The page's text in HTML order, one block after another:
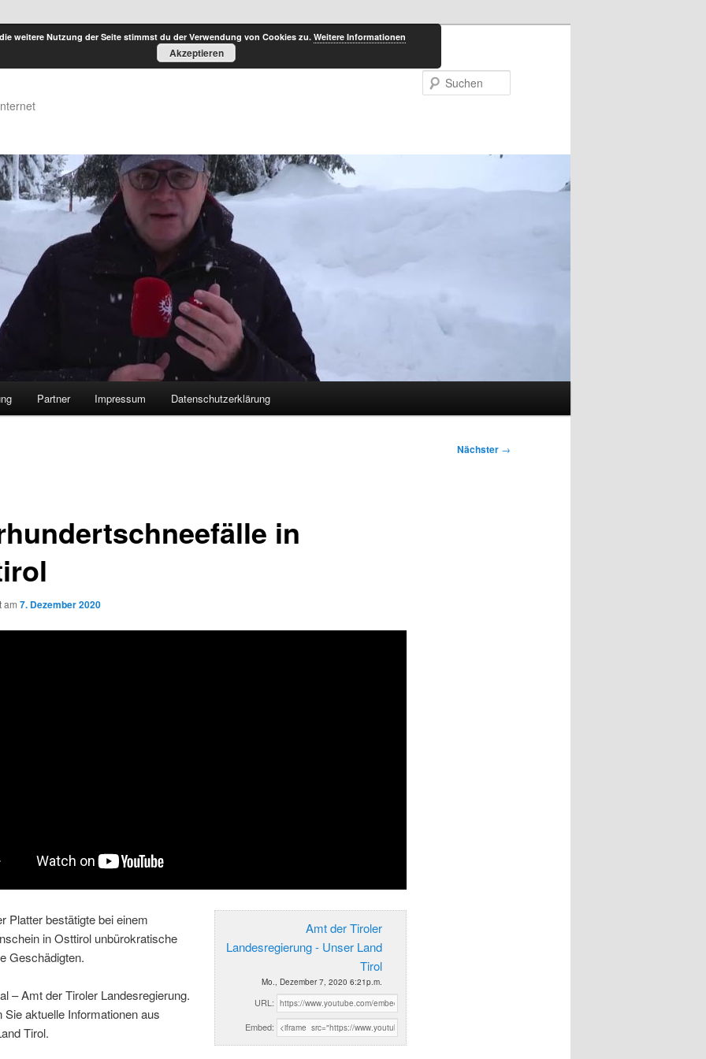
Partner Impressum Datenschutzerklärung
Nächster →
in
am 7. Dezember 2020
Amt der Tiroler
Landesregierung - Unser Land
Tirol
Mo., Dezember 7, 2020 6:21p.m.
URL:
Embed:
Platter bestätigte bei einem
in Osttirol unbürokratische
Geschädigten.
– Amt der Tiroler Landesregierung.
Sie aktuelle Informationen aus
Tirol.
weitere Nutzung der Seite stimmst du der Verwendung von Cookies zu. Weitere Informationen
Akzeptieren